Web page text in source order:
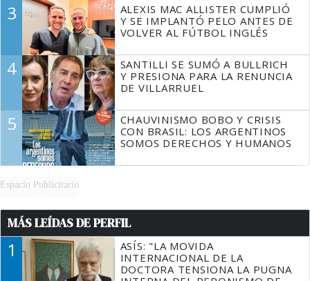
3
ALEXIS MAC ALLISTER CUMPLIÓ
Y SE IMPLANTÓ PELO ANTES DE
VOLVER AL FÚTBOL INGLÉS
4
SANTILLI SE SUMÓ A BULLRICH
Y PRESIONA PARA LA RENUNCIA
DE VILLARRUEL
5
CHAUVINISMO BOBO Y CRISIS
CON BRASIL: LOS ARGENTINOS
SOMOS DERECHOS Y HUMANOS
Espacio Publicitario
MÁS LEÍDAS DE PERFIL
1
ASÍS: "LA MOVIDA
INTERNACIONAL DE LA
DOCTORA TENSIONA LA PUGNA